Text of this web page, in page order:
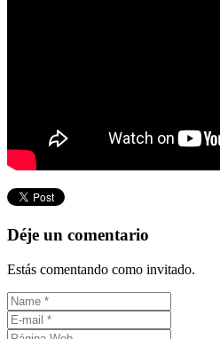
Déje un comentario
Estás comentando como invitado.